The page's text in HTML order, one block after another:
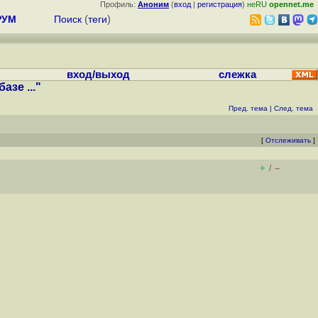
Профиль: Аноним (вход | регистрация) неRU opennet.me
Поиск (теги)
вход/выход слежка
..."
Пред. тема | След. тема
[ Отслеживать ]
+ / –